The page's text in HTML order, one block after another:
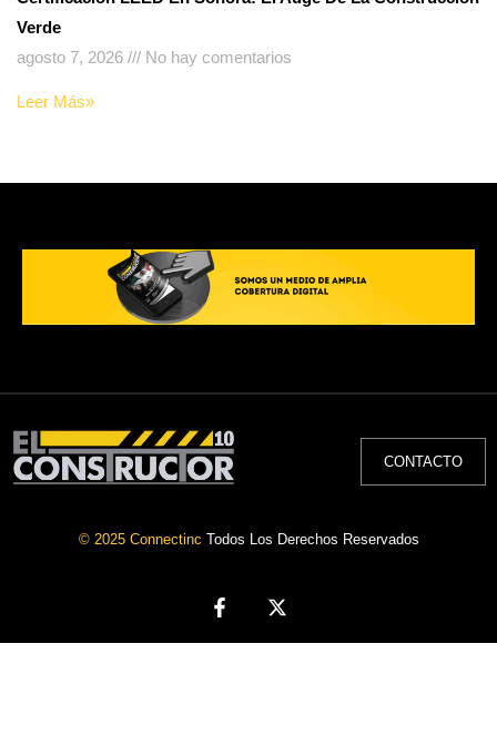
Verde
agosto 7, 2026
No hay comentarios
Leer Más»
CONTACTO
© 2025 Connectinc Todos Los Derechos Reservados